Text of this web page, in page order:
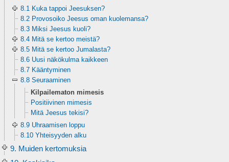
8.1 Kuka tappoi Jeesuksen?
8.2 Provosoiko Jeesus oman kuolemansa?
8.3 Miksi Jeesus kuoli?
8.4 Mitä se kertoo meistä?
8.5 Mitä se kertoo Jumalasta?
8.6 Uusi näkökulma kaikkeen
8.7 Kääntyminen
8.8 Seuraaminen
Kilpailematon mimesis
Positiivinen mimesis
Mitä Jeesus tekisi?
8.9 Uhraamisen loppu
8.10 Yhteisyyden alku
9. Muiden kertomuksia